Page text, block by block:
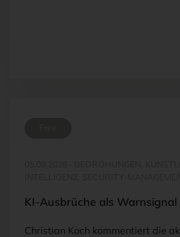
KI-Ausbrüche als Warnsignal
Christian Koch kommentiert die